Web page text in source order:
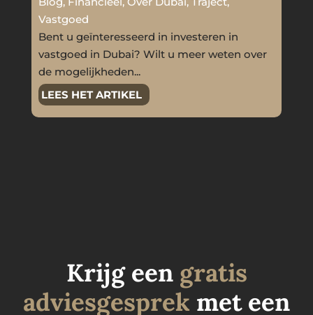
Vastgoed
Bent u geïnteresseerd in investeren in
vastgoed in Dubai? Wilt u meer weten over
de mogelijkheden...
LEES HET ARTIKEL
Krijg een gratis
adviesgesprek met een